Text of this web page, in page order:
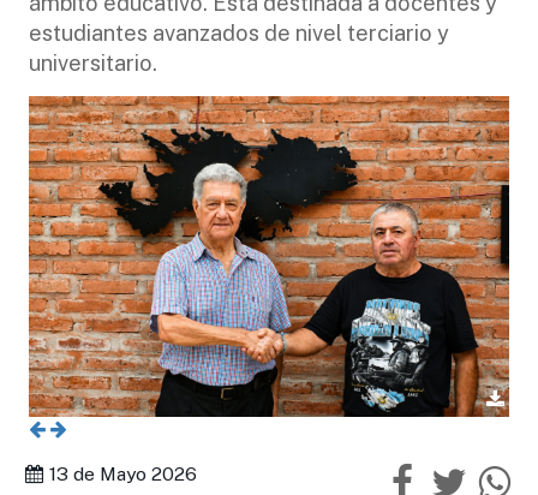
i
estudiantes avanzados de nivel terciario y
universitario.
13 de Mayo 2026